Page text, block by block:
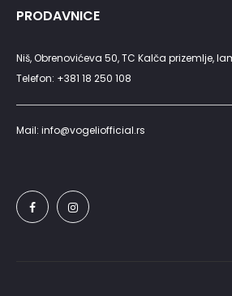
PRODAVNICE
Niš, Obrenovićeva 50, TC Kalča prizemlje,
Telefon: +381 18 250 108
Mail: info@vogeliofficial.rs